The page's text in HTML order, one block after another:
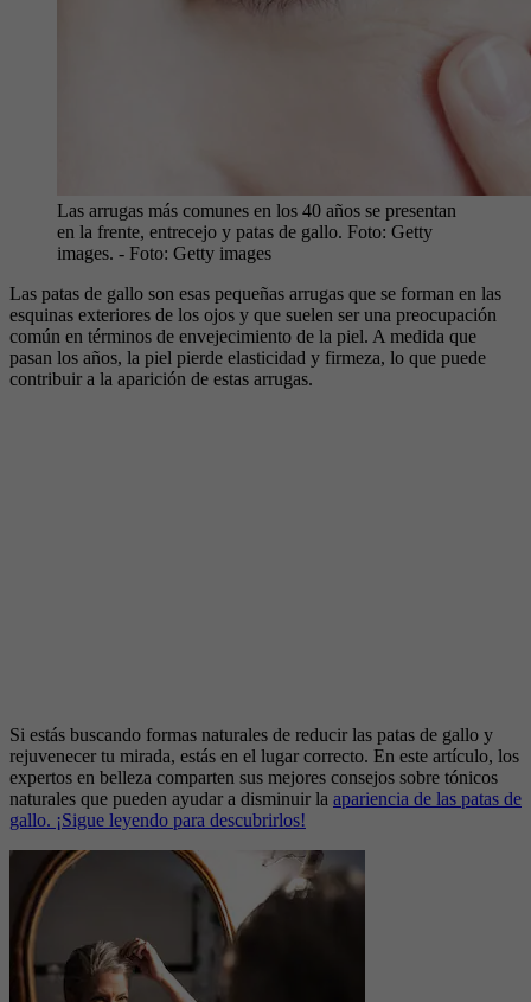
Las arrugas más comunes en los 40 años se presentan
en la frente, entrecejo y patas de gallo. Foto: Getty
images. - Foto: Getty images
Las patas de gallo son esas pequeñas arrugas que se forman en las
esquinas exteriores de los ojos y que suelen ser una preocupación
común en términos de envejecimiento de la piel. A medida que
pasan los años, la piel pierde elasticidad y firmeza, lo que puede
contribuir a la aparición de estas arrugas.
Si estás buscando formas naturales de reducir las patas de gallo y
rejuvenecer tu mirada, estás en el lugar correcto. En este artículo, los
expertos en belleza comparten sus mejores consejos sobre tónicos
naturales que pueden ayudar a disminuir la apariencia de las patas de
gallo. ¡Sigue leyendo para descubrirlos!